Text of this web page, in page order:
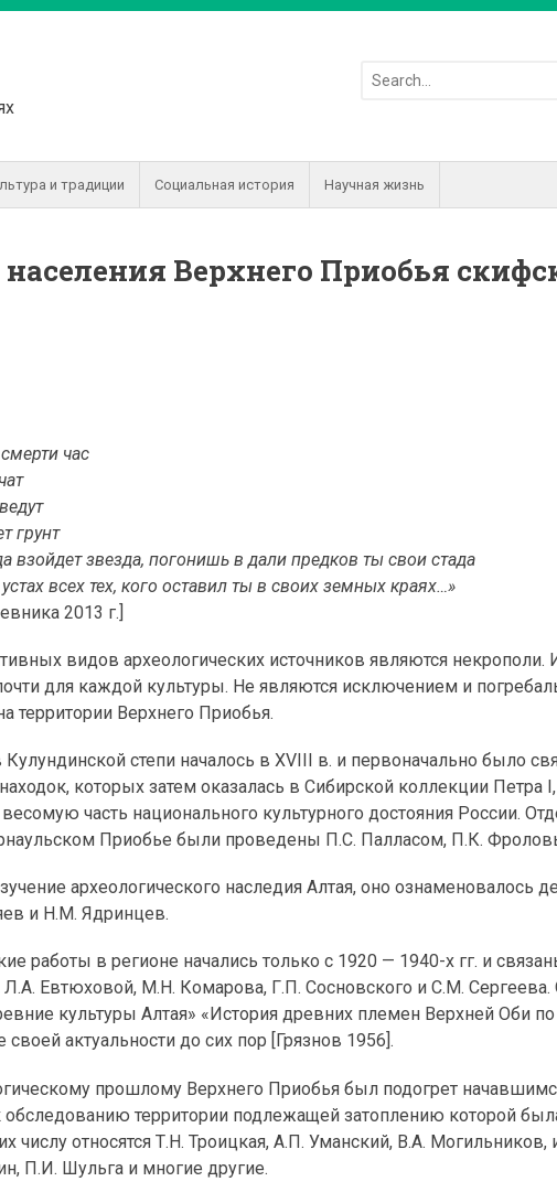
и традиции Социальная история Научная жизнь
Верхнего Приобья
час
грунт
взойдет звезда, погонишь в дали предков ты свои стада
всех тех, кого оставил ты в своих земных краях…»
2013 г.]
видов археологических источников являются некрополи.
для каждой культуры. Не являются исключением и
территории Верхнего Приобья.
степи началось в XVIII в. и первоначально было
которых затем оказалась в Сибирской коллекции Петра
часть национального культурного достояния России.
Приобье были проведены П.С. Палласом, П.К.
археологического наследия Алтая, оно ознаменовалось
и Н.М. Ядринцев.
работы в регионе начались только с 1920 — 1940-х гг. и
Л.А. Евтюховой, М.Н. Комарова, Г.П. Сосновского и С.М.
культуры Алтая» «История древних племен Верхней Оби
актуальности до сих пор [Грязнов 1956].
прошлому Верхнего Приобья был подогрет
территории подлежащей затоплению которой
относятся Т.Н. Троицкая, А.П. Уманский, В.А. Могильников,
П.И. Шульга и многие другие.